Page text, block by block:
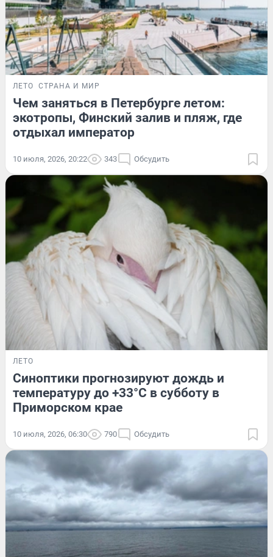
ЛЕТО СТРАНА И МИР
Чем заняться в Петербурге летом:
экотропы, Финский залив и пляж, где
отдыхал император
10 июля, 2026, 20:22 343 Обсудить
ЛЕТО
Синоптики прогнозируют дождь и
температуру до +33°С в субботу в
Приморском крае
10 июля, 2026, 06:30 790 Обсудить